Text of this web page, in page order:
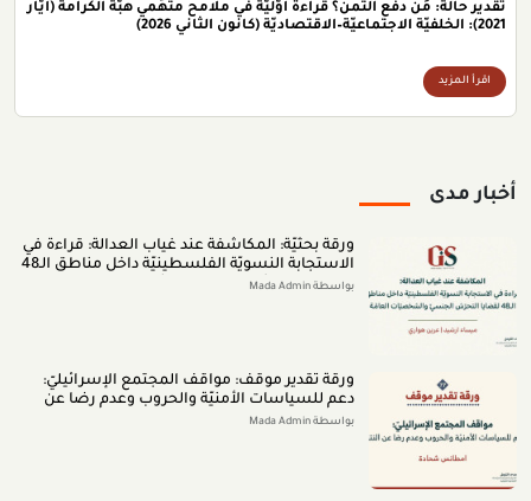
تقدير حالة: مَن دفَع الثمن؟ قراءة أوّليّة في ملامح متّهَمي هبّة الكرامة (أيّار
2021): الخلفيّة الاجتماعيّة–الاقتصاديّة (كانون الثاني 2026)
اقرأ المزيد
أخبار مدى
ورقة بحثيّة: المكاشفة عند غياب العدالة: قراءة في
الاستجابة النسويّة الفلسطينيّة داخل مناطق الـ48
لقضايا التحرّش الجنسيّ والشخصيّات العامّة (اب
بواسطة Mada Admin
ورقة تقدير موقف: مواقف المجتمع الإسرائيليّ:
دعم للسياسات الأمنيّة والحروب وعدم رضا عن
النتائج (تمّوز 2026)
بواسطة Mada Admin